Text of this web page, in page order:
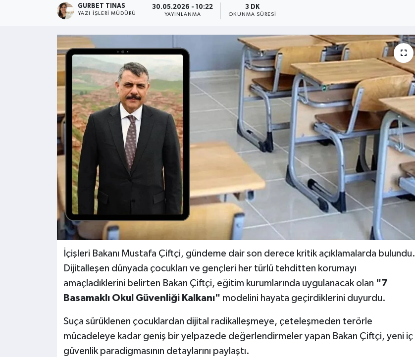
GURBET TINAS
YAZI İŞLERI MÜDÜRÜ
30.05.2026 - 10:22
YAYINLANMA
3 DK
OKUNMA SÜRESI
İçişleri Bakanı Mustafa Çiftçi, gündeme dair son derece kritik açıklamalarda bulundu.
Dijitalleşen dünyada çocukları ve gençleri her türlü tehditten korumayı
amaçladıklerini belirten Bakan Çiftçi, eğitim kurumlarında uygulanacak olan "7
Basamaklı Okul Güvenliği Kalkanı" modelini hayata geçirdiklerini duyurdu.
Suça sürüklenen çocuklardan dijital radikalleşmeye, çeteleşmeden terörle
mücadeleye kadar geniş bir yelpazede değerlendirmeler yapan Bakan Çiftçi, yeni iç
güvenlik paradigmasının detaylarını paylaştı.
Kültür - Sanat